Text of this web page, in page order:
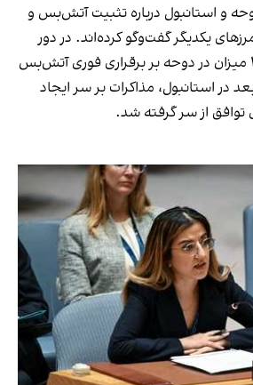
و استانبول درباره تثبیت آتش‌بس و
یکدیگر گفت‌وگو کرده‌اند. در دور
نخست، دو طرف در ۲۸ میزان در دوحه بر برقراری فوری آتش‌بس
در استانبول، مذاکرات بر سر ایجاد
توافق از سر گرفته شد.